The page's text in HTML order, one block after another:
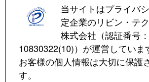
当サイトはプライバ
定企業のリビン・テ
株式会社（認証番号：
10830322(10)）が運営していま
お客様の個人情報は大切に保護
す。